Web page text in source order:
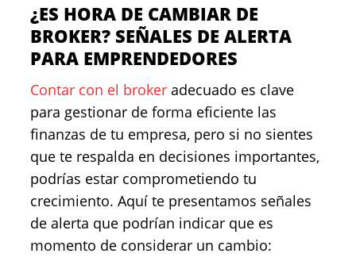
¿ES HORA DE CAMBIAR DE
BROKER? SEÑALES DE ALERTA
PARA EMPRENDEDORES
Contar con el broker adecuado es clave
para gestionar de forma eficiente las
finanzas de tu empresa, pero si no sientes
que te respalda en decisiones importantes,
podrías estar comprometiendo tu
crecimiento. Aquí te presentamos señales
de alerta que podrían indicar que es
momento de considerar un cambio: